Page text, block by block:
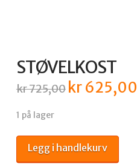
STØVELKOST
kr725,00 Opprinnelig
pris
kr625,00
1 på lager
STØVELKOST
antall
Legg i handlekurv